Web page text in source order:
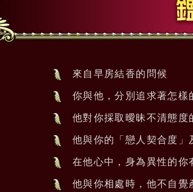
來自早房結香的問候
你與他，分別追求著怎樣
他對你採取曖昧不清態度
他與你的「戀人契合度」
在他心中，身為異性的你
他與你相處時，他不自覺